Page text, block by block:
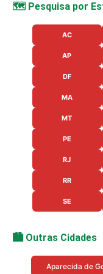
🗺️ Pesquisa por
AC
AP
DF
MA
MT
PE
RJ
RR
SE
🏙️ Outras Cidades
Aparecida de